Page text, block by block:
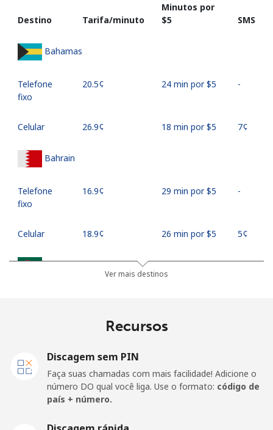
Destino Tarifa/minuto
Minutos por
⁦$5⁩
SMS
Bahamas
Telefone
fixo
⁦20.5¢⁩ 24 min por ⁦$5⁩ -
Celular ⁦26.9¢⁩ 18 min por ⁦$5⁩ ⁦7¢⁩
Bahrain
Telefone
fixo
⁦16.9¢⁩ 29 min por ⁦$5⁩ -
Celular ⁦18.9¢⁩ 26 min por ⁦$5⁩ ⁦5¢⁩
Bangladesh
Barbados
Ver mais destinos
Recursos
Discagem sem PIN
Faça suas chamadas com mais facilidade! Adicione o
número DO qual você liga. Use o formato: código de
país + número.